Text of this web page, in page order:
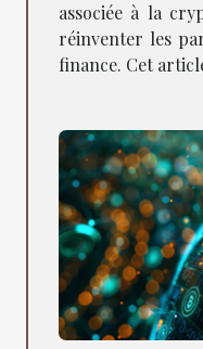
associée à la
réinventer les
finance. Cet